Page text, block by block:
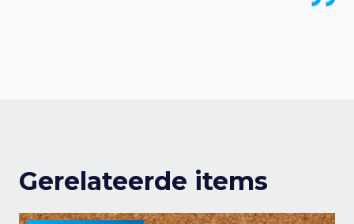
Gerelateerde items